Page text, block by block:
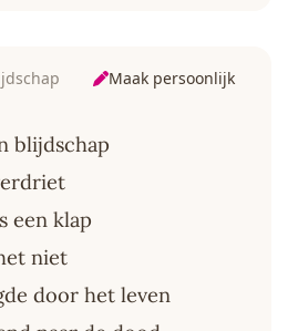
Maak persoonlijk
blijdschap
een klap
niet
door het leven